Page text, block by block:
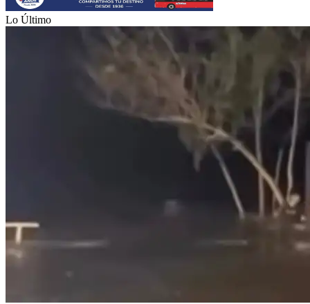
Lo Último